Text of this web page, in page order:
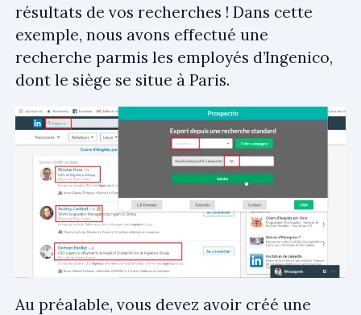
résultats de vos recherches ! Dans cette
exemple, nous avons effectué une
recherche parmis les employés d’Ingenico,
dont le siège se situe à Paris.
Au préalable, vous devez avoir créé une